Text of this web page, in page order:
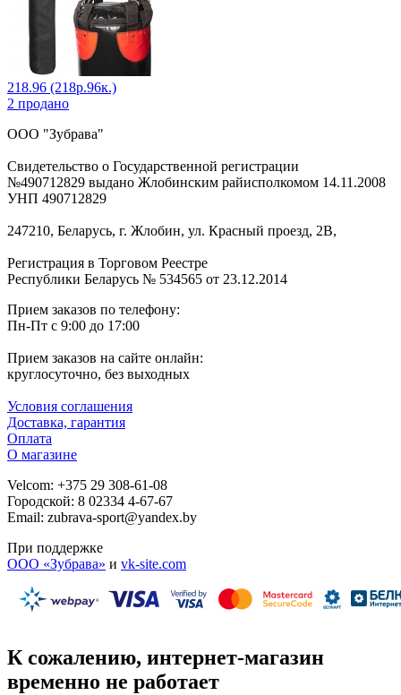
218.96 (218р.96к.)
2 продано
ООО "Зубрава"
Свидетельство о Государственной регистрации
№490712829 выдано Жлобинским райисполкомом 14.11.2008
УНП 490712829
247210, Беларусь, г. Жлобин, ул. Красный проезд, 2В,
Регистрация в Торговом Реестре
Республики Беларусь № 534565 от 23.12.2014
Прием заказов по телефону:
Пн-Пт с 9:00 до 17:00
Прием заказов на сайте онлайн:
круглосуточно, без выходных
Условия соглашения
Доставка, гарантия
Оплата
О магазине
Velcom: +375 29 308-61-08
Городской: 8 02334 4-67-67
Email: zubrava-sport@yandex.by
При поддержке
ООО «Зубрава» и vk-site.com
К сожалению, интернет-магазин
временно не работает